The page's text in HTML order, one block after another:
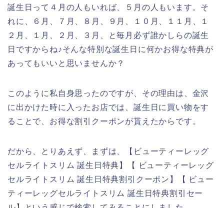
誕生日って４月の人もいれば、５月の人もいます。そ
れに、６月、７月、８月、９月、１０月、１１月、１
２月、１月、２月、３月、と毎月必ず誰かしらの誕生
日ですからね♪そんな特別な誕生日に何かお得な特典が
あってもいいと思いませんか？
このように私自身思ったのですが、その理由は、金沢
に出かけた時に入ったお店では、誕生日に買い物をす
ることで、お得な割引クーポンが貰えたからです。
だから、とりあえず、まずは、【ビューティーレッグ
セルライトスリム 誕生日特典】【 ビューティーレッグ
セルライトスリム 誕生日特典割引クーポン】【 ビュー
ティーレッグセルライトスリム 誕生日特典割引セー